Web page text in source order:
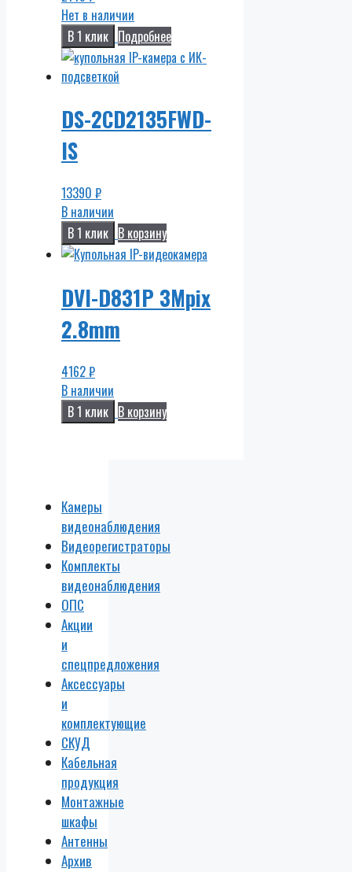
Нет в наличии
В 1 клик Подробнее
DS-2CD2135FWD-
IS
13390 ₽
В наличии
В 1 клик В корзину
DVI-D831P 3Mpix
2.8mm
4162₽
В наличии
В 1 клик В корзину
Камеры
видеонаблюдения
Видеорегистраторы
Комплекты
видеонаблюдения
ОПС
Акции
и
спецпредложения
Аксессуары
и
комплектующие
СКУД
Кабельная
продукция
Монтажные
шкафы
Антенны
Архив